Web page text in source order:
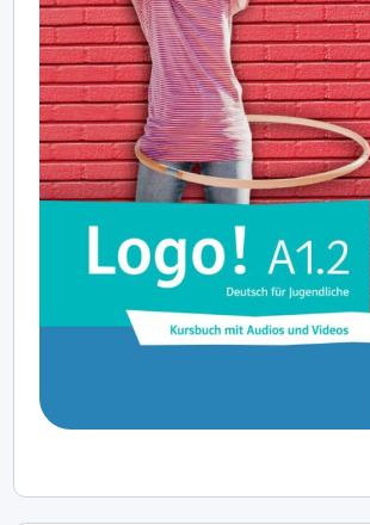
puslapiai suteikia galimybių
įtraukti projektines, dalykinės
pažinimo veiklas. Pratybų knyga
vadovėlio medžiagą, o skaitmeninis
mokymo(si) procesą ir skatina mokinių
„Logo!“ – šiuolaikiška ir metodiškai
kalbos mokymo(si) priemonė, tinkama
vokiečių kalbos kaip antrosios užsienio
atitinkanti teisės aktų keliamus